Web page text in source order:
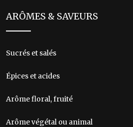
ARÔMES & SAVEURS
Sucrés et salés
Épices et acides
Arôme floral, fruité
Arôme végétal ou animal